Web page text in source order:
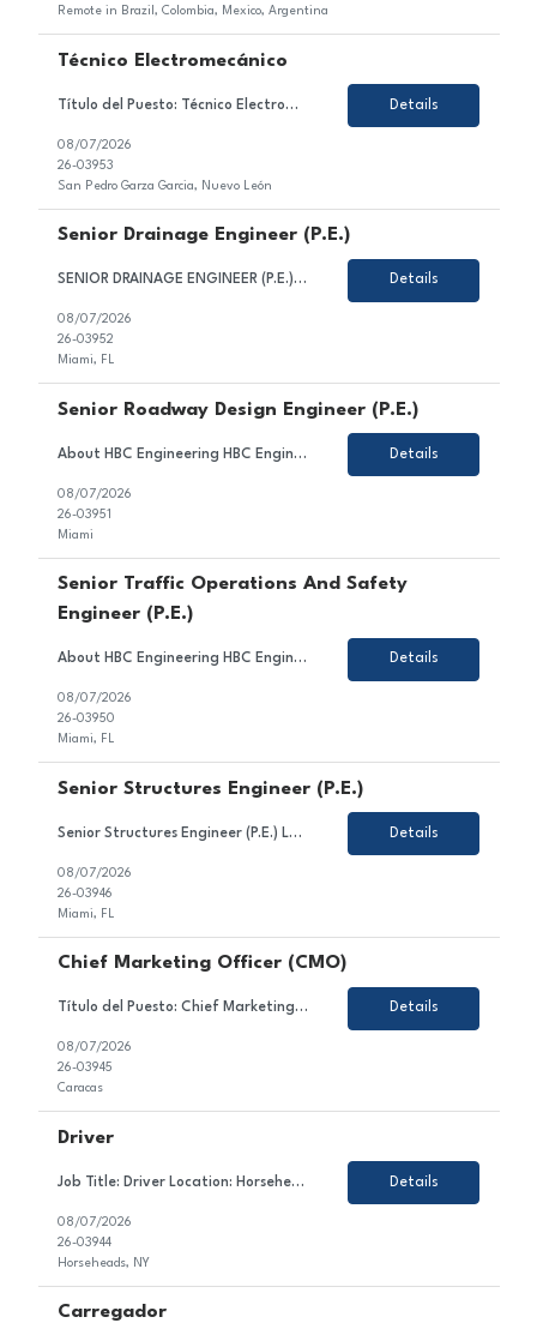
Remote in Brazil, Colombia, Mexico, Argentina
Técnico Electromecánico
Título del Puesto: Técnico Electromecánico Ubicación: Nuevo León, Mexico Tipo de Contrato: Permanente Sobre el Puesto Asegurar la continuidad operativa de las líneas de ensamblaje mediante el mantenimiento y atención de sistemas eléctricos, electrónicos, neumáticos e hidráulicos, cumpliendo con los pr... Details
08/07/2026
26-03953
San Pedro Garza Garcia, Nuevo León
Senior Drainage Engineer (P.E.)
SENIOR DRAINAGE ENGINEER (P.E.) HBC Engineering Company (HBC) is a privately-owned engineering consulting firm based in Miami, Florida, with satellite offices in Broward and Palm Beach County. Our core competencies include civil and transportation engineering, water resources, and traffic engineering. We are seeking a Senior Drainage Engineer. Candidate for this position is expected to... Details
08/07/2026
26-03952
Miami, FL
Senior Roadway Design Engineer (P.E.)
About HBC Engineering HBC Engineering Company (HBC) is a privately owned engineering consulting firm headquartered in Miami, Florida, with satellite offices in Broward and Palm Beach Counties. Our core practice areas include civil and transportation engineering, water resources, and traffic engineering. HBC is consistently ranked among Florida's leading engineering design firms and continue... Details
08/07/2026
26-03951
Miami
Senior Traffic Operations And Safety
Engineer (P.E.)
About HBC Engineering HBC Engineering Company (HBC) is a privately owned engineering consulting firm headquartered in Miami, Florida, with satellite offices in Broward and Palm Beach Counties. Our core practice areas include civil and transportation engineering, traffic engineering, and water resources. HBC is consistently ranked among Florida's leading engineering firms and offers exceptiona... Details
08/07/2026
26-03950
Miami, FL
Senior Structures Engineer (P.E.)
Senior Structures Engineer (P.E.) Location: Miami, FL (with offices in Broward and Palm Beach Counties) Job Type: Full-Time About HBC Engineering HBC Engineering Company (HBC) is a privately owned engineering consulting firm headquartered in Miami, Florida, with satellite offices in Broward and Palm Beach Counties. Our core practice areas include civil and transportation enginee... Details
08/07/2026
26-03946
Miami, FL
Chief Marketing Officer (CMO)
Título del Puesto: Chief Marketing Officer Ubicación: Caracas Tipo de Contrato: Permanente Sobre el Puesto Estamos en búsqueda de un/a líder estratégico/a y creativo/a para unirse al equipo de nuestro cliente en el sector gastronómico. En este rol, serás responsable de liderar la estrategia comercial, el posicionamiento y la reputaci&oac... Details
08/07/2026
26-03945
Caracas
Driver
Job Title: Driver Location: Horseheads, NY Employment Type: Contract About the Role We are looking for a dedicated and safety-conscious professional to join our client's team in the transportation sector. In this role, you will contribute to ensuring the safe and timely transportation of goods and/or passengers, maintaining vehicle condition, and complying with all traffic law... Details
08/07/2026
26-03944
Horseheads, NY
Carregador